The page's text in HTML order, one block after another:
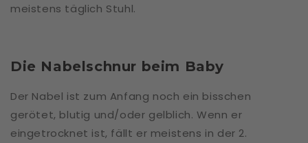
meistens täglich Stuhl.
Die Nabelschnur beim Baby
Der Nabel ist zum Anfang noch ein bisschen
gerötet, blutig und/oder gelblich. Wenn er
eingetrocknet ist, fällt er meistens in der 2.